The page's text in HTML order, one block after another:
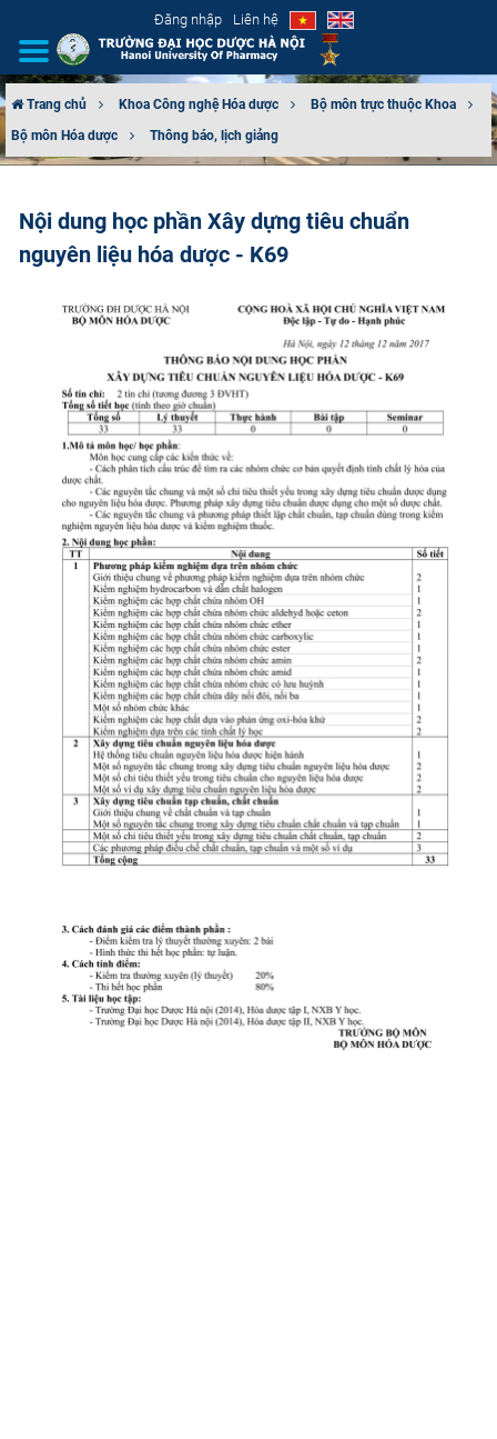
Đăng nhập Liên hệ
GIỚI THIỆU
TUYỂN SINH
ĐÀO TẠO
ĐẢM BẢO CHẤT LƯỢNG
KHOA HỌC CÔNG NGHỆ
HTQT
CỰU NGƯỜI HỌC
Trang chủ Khoa Công nghệ Hóa dược
Bộ môn trực thuộc Khoa
Bộ môn Hóa dược
Thông báo, lịch giảng
Nội dung học phần Xây dựng tiêu chuẩn
nguyên liệu hóa dược - K69